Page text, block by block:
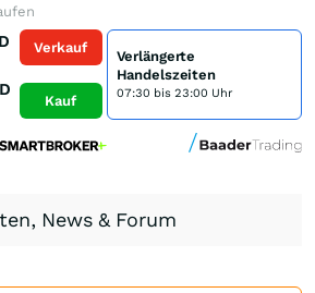
Verkauf
Kauf
Verlängerte
Handelszeiten
07:30 bis 23:00 Uhr
News & Forum